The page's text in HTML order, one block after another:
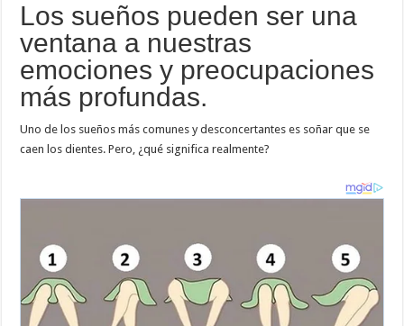
Los sueños pueden ser una
ventana a nuestras
emociones y preocupaciones
más profundas.
Uno de los sueños más comunes y desconcertantes es soñar que se
caen los dientes. Pero, ¿qué significa realmente?